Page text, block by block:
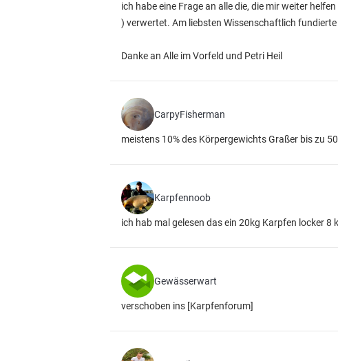
ich habe eine Frage an alle die, die mir weiter
) verwertet. Am liebsten Wissenschaftlich
Danke an Alle im Vorfeld und Petri Heil
CarpyFisherman
meistens 10% des Körpergewichts Graßer bis zu
Karpfennoob
ich hab mal gelesen das ein 20kg Karpfen locker
Gewässerwart
verschoben ins [Karpfenforum]